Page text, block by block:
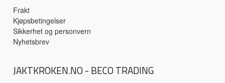
Frakt
Kjøpsbetingelser
Sikkerhet og personvern
Nyhetsbrev
JAKTKROKEN.NO - BECO TRADING